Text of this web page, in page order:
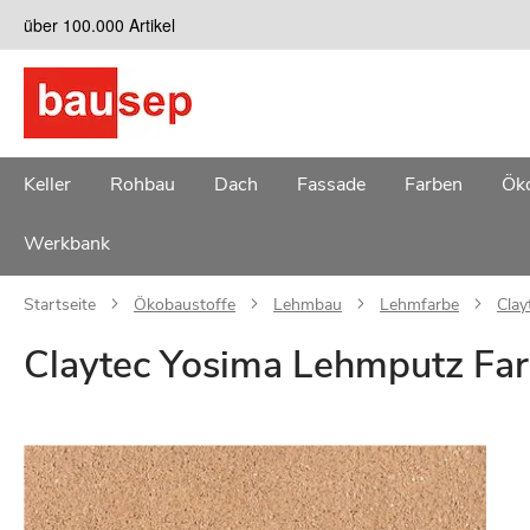
Zum
Inhalt
springen
über 100.000 Artikel
Keller Rohbau Dach Fassade Farben
Werkbank
Startseite Ökobaustoffe Lehmbau Lehmfarbe
Claytec Yosima Lehmputz
Zum
Ende
der